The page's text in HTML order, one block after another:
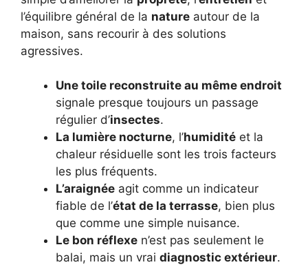
l’équilibre général de la nature autour de la
maison, sans recourir à des solutions
agressives.
Une toile reconstruite au même endroit
signale presque toujours un passage
régulier d’insectes.
La lumière nocturne, l’humidité et la
chaleur résiduelle sont les trois facteurs
les plus fréquents.
L’araignée agit comme un indicateur
fiable de l’état de la terrasse, bien plus
que comme une simple nuisance.
Le bon réflexe n’est pas seulement le
balai, mais un vrai diagnostic extérieur.